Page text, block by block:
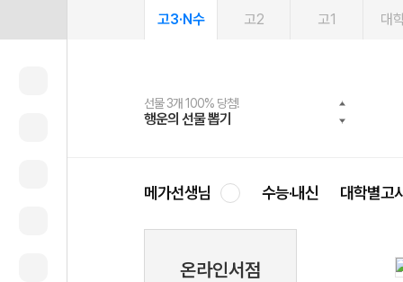
고3·N수 고2 고1 대
선물 3개 100% 당첨!
행운의 선물 뽑기
선물 100% 증정!
메가스터디 X 올리브
여름방학 스터디 캐시백
메가런 썸머스쿨
2027 러셀 단과
강사 공개선발
스마트러닝앱
설문 EVENT
메가패스
3일 무료 체험권
메가패스 수강생 무료혜택!
메가클럽 멤버십
사회공헌 캠페인
희망이룸 메가나눔
메가선생님 수능·내신 대학별고
온라인서점